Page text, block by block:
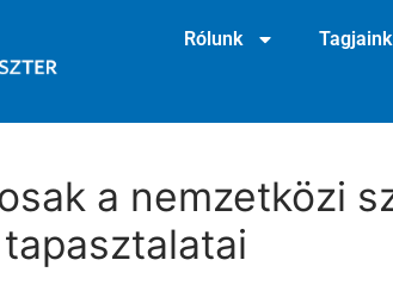
Rólunk Tagjaink
a nemzetközi